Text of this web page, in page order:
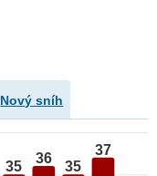
Nový sníh
35
36
35
37